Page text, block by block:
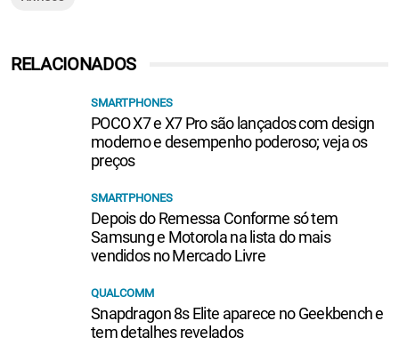
RELACIONADOS
SMARTPHONES
POCO X7 e X7 Pro são lançados com design
moderno e desempenho poderoso; veja os
preços
SMARTPHONES
Depois do Remessa Conforme só tem
Samsung e Motorola na lista do mais
vendidos no Mercado Livre
QUALCOMM
Snapdragon 8s Elite aparece no Geekbench e
tem detalhes revelados